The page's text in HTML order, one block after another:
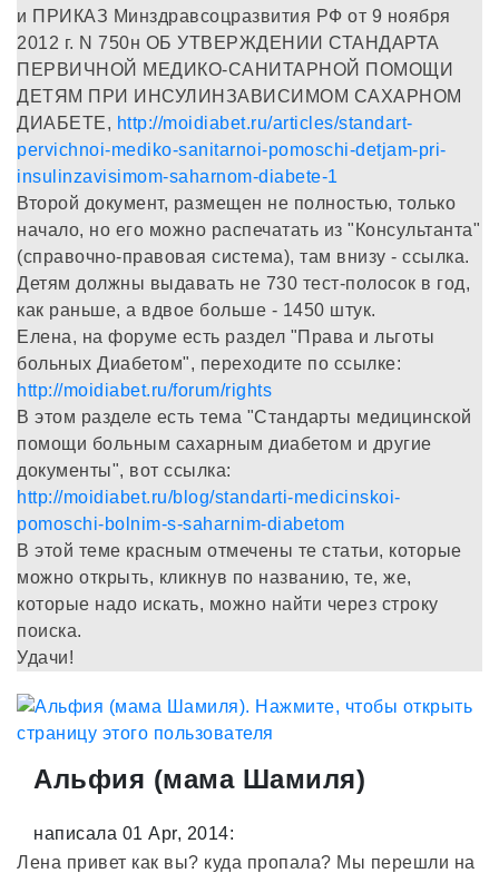
и ПРИКАЗ Минздравсоцразвития РФ от 9 ноября
2012 г. N 750н ОБ УТВЕРЖДЕНИИ СТАНДАРТА
ПЕРВИЧНОЙ МЕДИКО-САНИТАРНОЙ ПОМОЩИ
ДЕТЯМ ПРИ ИНСУЛИНЗАВИСИМОМ САХАРНОМ
ДИАБЕТЕ, http://moidiabet.ru/articles/standart-
pervichnoi-mediko-sanitarnoi-pomoschi-detjam-pri-
insulinzavisimom-saharnom-diabete-1
Второй документ, размещен не полностью, только
начало, но его можно распечатать из "Консультанта"
(справочно-правовая система), там внизу - ссылка.
Детям должны выдавать не 730 тест-полосок в год,
как раньше, а вдвое больше - 1450 штук.
Елена, на форуме есть раздел "Права и льготы
больных Диабетом", переходите по ссылке:
http://moidiabet.ru/forum/rights
В этом разделе есть тема "Стандарты медицинской
помощи больным сахарным диабетом и другие
документы", вот ссылка:
http://moidiabet.ru/blog/standarti-medicinskoi-
pomoschi-bolnim-s-saharnim-diabetom
В этой теме красным отмечены те статьи, которые
можно открыть, кликнув по названию, те, же,
которые надо искать, можно найти через строку
поиска.
Удачи!
Альфия (мама Шамиля)
написала 01 Apr, 2014:
Лена привет как вы? куда пропала? Мы перешли на